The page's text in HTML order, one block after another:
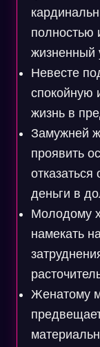
полностью
жизненный
Невесте
спокойную
жизнь в
Замужней
проявить
деньги в
Молодому
намекать
Женатому